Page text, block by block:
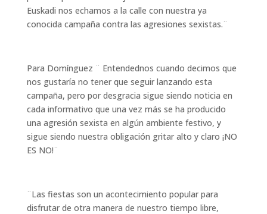
Euskadi nos echamos a la calle con nuestra ya
conocida campaña contra las agresiones sexistas.¨
Para Domínguez ¨ Entendednos cuando decimos que
nos gustaría no tener que seguir lanzando esta
campaña, pero por desgracia sigue siendo noticia en
cada informativo que una vez más se ha producido
una agresión sexista en algún ambiente festivo, y
sigue siendo nuestra obligación gritar alto y claro ¡NO
ES NO!¨
¨Las fiestas son un acontecimiento popular para
disfrutar de otra manera de nuestro tiempo libre,